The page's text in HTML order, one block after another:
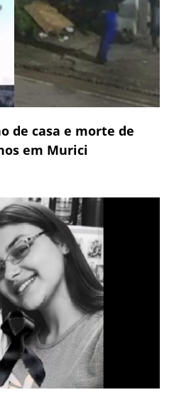
de casa e morte de
em Murici